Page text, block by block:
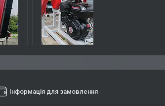
Інформація для замовлення